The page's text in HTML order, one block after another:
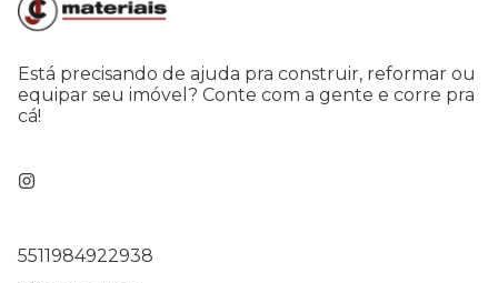
Está precisando de ajuda pra construir, reformar ou
equipar seu imóvel? Conte com a gente e corre pra
cá!
5511984922938